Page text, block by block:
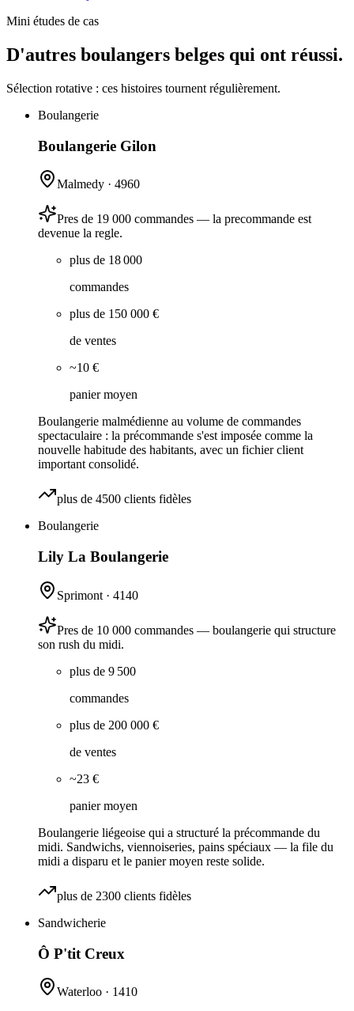
Mini études de cas
D'autres boulangers belges qui ont réussi.
Sélection rotative : ces histoires tournent régulièrement.
Boulangerie
Boulangerie Gilon
Malmedy · 4960
Pres de 19 000 commandes — la precommande est
devenue la regle.
plus de 18 000
commandes
plus de 150 000 €
de ventes
~10 €
panier moyen
Boulangerie malmédienne au volume de commandes
spectaculaire : la précommande s'est imposée comme la
nouvelle habitude des habitants, avec un fichier client
important consolidé.
plus de 4500 clients fidèles
Boulangerie
Lily La Boulangerie
Sprimont · 4140
Pres de 10 000 commandes — boulangerie qui structure
son rush du midi.
plus de 9 500
commandes
plus de 200 000 €
de ventes
~23 €
panier moyen
Boulangerie liégeoise qui a structuré la précommande du
midi. Sandwichs, viennoiseries, pains spéciaux — la file du
midi a disparu et le panier moyen reste solide.
plus de 2300 clients fidèles
Sandwicherie
Ô P'tit Creux
Waterloo · 1410